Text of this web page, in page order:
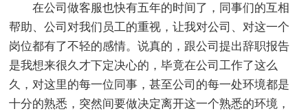
在公司做客服也快有五年的时间了，同事们的互相
帮助、公司对我们员工的重视，让我对公司、对这一个
岗位都有了不轻的感情。说真的，跟公司提出辞职报告
是我想来很久才下定决心的，毕竟在公司工作了这么
久，对这里的每一位同事，甚至公司的每一处环境都是
十分的熟悉，突然间要做决定离开这一个熟悉的环境，